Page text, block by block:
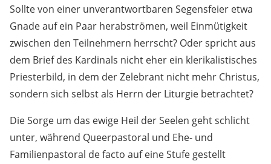
Sollte von einer unverantwortbaren Segensfeier etwa
Gnade auf ein Paar herabströmen, weil Einmütigkeit
zwischen den Teilnehmern herrscht? Oder spricht aus
dem Brief des Kardinals nicht eher ein klerikalistisches
Priesterbild, in dem der Zelebrant nicht mehr Christus,
sondern sich selbst als Herrn der Liturgie betrachtet?
Die Sorge um das ewige Heil der Seelen geht schlicht
unter, während Queerpastoral und Ehe- und
Familienpastoral de facto auf eine Stufe gestellt